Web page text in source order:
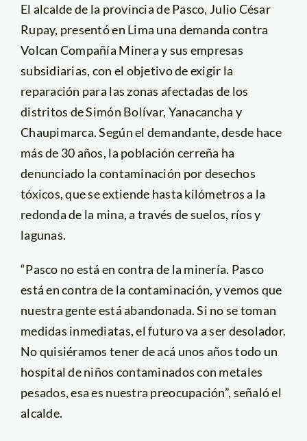
El alcalde de la provincia de Pasco, Julio César
Rupay, presentó en Lima una demanda contra
Volcan Compañía Minera y sus empresas
subsidiarias, con el objetivo de exigir la
reparación para las zonas afectadas de los
distritos de Simón Bolívar, Yanacancha y
Chaupimarca. Según el demandante, desde hace
más de 30 años, la población cerreña ha
denunciado la contaminación por desechos
tóxicos, que se extiende hasta kilómetros a la
redonda de la mina, a través de suelos, ríos y
lagunas.
“Pasco no está en contra de la minería. Pasco
está en contra de la contaminación, y vemos que
nuestra gente está abandonada. Si no se toman
medidas inmediatas, el futuro va a ser desolador.
No quisiéramos tener de acá unos años todo un
hospital de niños contaminados con metales
pesados, esa es nuestra preocupación”, señaló el
alcalde.